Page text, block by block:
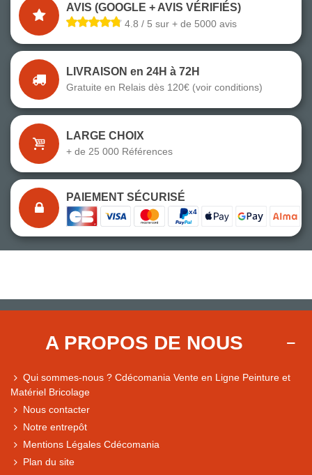
AVIS (GOOGLE + AVIS VÉRIFIÉS)
4.8 / 5 sur + de 5000 avis
LIVRAISON en 24H à 72H
Gratuite en Relais dès 120€ (voir conditions)
LARGE CHOIX
+ de 25 000 Références
PAIEMENT SÉCURISÉ
A PROPOS DE NOUS
Qui sommes-nous ? Cdécomania Vente en Ligne Peinture et
Matériel Bricolage
Nous contacter
Notre entrepôt
Mentions Légales Cdécomania
Plan du site